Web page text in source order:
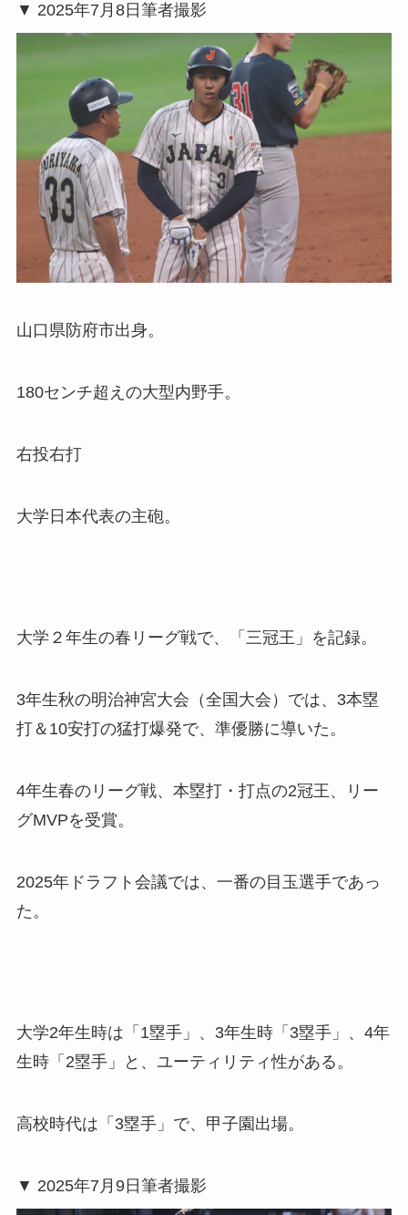
▼ 2025年7月8日筆者撮影
山口県防府市出身。
180センチ超えの大型内野手。
右投右打
大学日本代表の主砲。
大学２年生の春リーグ戦で、「三冠王」を記録。
3年生秋の明治神宮大会（全国大会）では、3本塁
打＆10安打の猛打爆発で、準優勝に導いた。
4年生春のリーグ戦、本塁打・打点の2冠王、リー
グMVPを受賞。
2025年ドラフト会議では、一番の目玉選手であっ
た。
大学2年生時は「1塁手」、3年生時「3塁手」、4年
生時「2塁手」と、ユーティリティ性がある。
高校時代は「3塁手」で、甲子園出場。
▼ 2025年7月9日筆者撮影